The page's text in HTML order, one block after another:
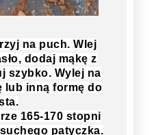
na puch. Wlej
dodaj mąkę z
szybko. Wylej na
lub inną formę do
165-170 stopni
patyczka.